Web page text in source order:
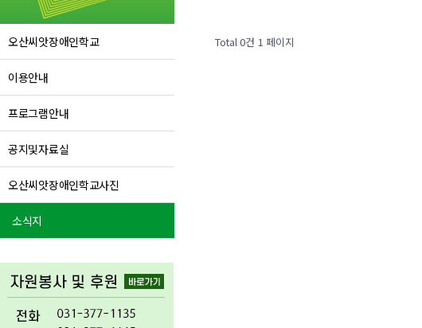
오산씨앗장애인학교
이용안내
프로그램안내
공지및자료실
오산씨앗장애인학교사진
소식지
Total 0건 1 페이지